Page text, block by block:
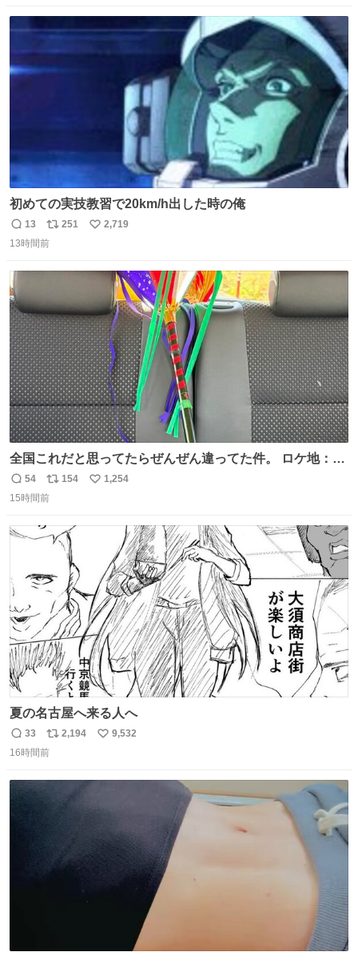
エクスプレス
ト
数
初めての実技教習で20km/h出した時の俺
返
信
13
リ
ポ
251
い
2,719
13時間前
全国これだと思ってたらぜんぜん違ってた件。 ロケ地：広
島
返
信
54
リ
ポ
ト
154
い
1,254
15時間前
夏の名古屋へ来る人へ
返
信
33
リ
ポ
2,194
い
9,532
16時間前